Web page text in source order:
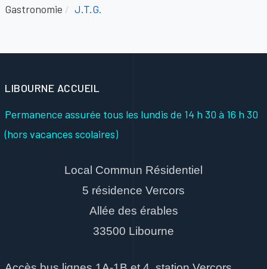
Gastronomie
J.T.G.
LIBOURNE ACCUEIL
Permanence assurée tous les lundis de 14 h 30 à 16 h 30
(hors vacances scolaires)
Local Commun Résidentiel
5 résidence Vercors
Allée des érables
33500 Libourne